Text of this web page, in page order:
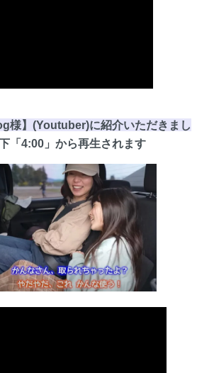
様】(Youtuber)に紹介いただきまし
「4:00」 から再生されます